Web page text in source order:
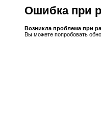
Ошибка при
Возникла проблема при
Вы можете попробовать